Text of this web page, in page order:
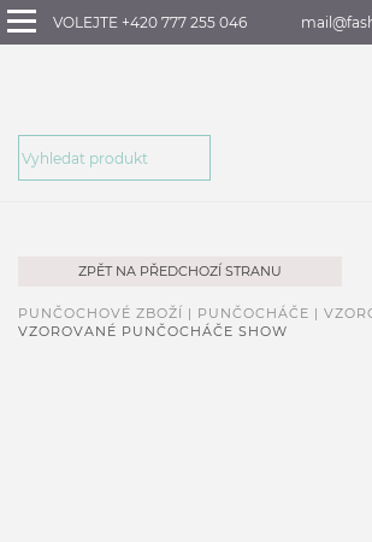
VOLEJTE +420 777 255 046
ZPĚT NA PŘEDCHOZÍ STRANU
PUNČOCHOVÉ ZBOŽÍ | PUNČOCHÁČE |
VZOROVANÉ PUNČOCHÁČE SHOW